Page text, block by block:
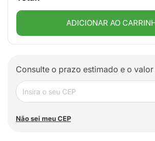
ADICIONAR AO
Consulte o prazo estimado e o
Não sei meu CEP